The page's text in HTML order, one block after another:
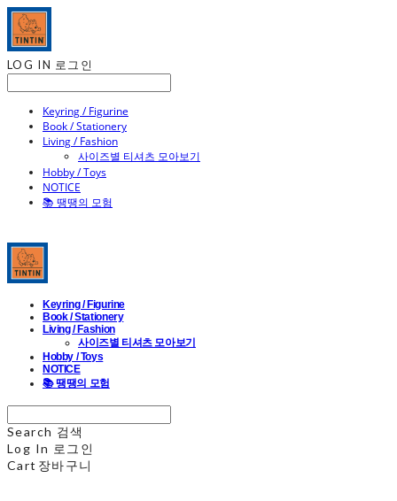
LOG IN 로그인
Keyring / Figurine
Book / Stationery
Living / Fashion
사이즈별 티셔츠 모아보기
Hobby / Toys
NOTICE
📚 땡땡의 모험
Keyring / Figurine
Book / Stationery
Living / Fashion
사이즈별 티셔츠 모아보기
Hobby / Toys
NOTICE
📚 땡땡의 모험
Search 검색
Log In 로그인
Cart 장바구니